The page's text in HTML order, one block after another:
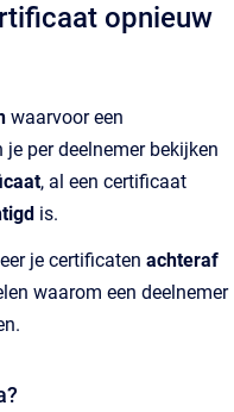
opnieuw
waarvoor een
per deelnemer bekijken
, al een certificaat
is.
je certificaten achteraf
waarom een deelnemer